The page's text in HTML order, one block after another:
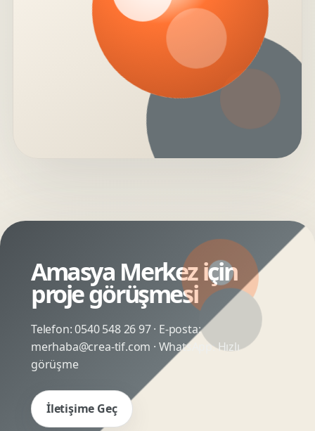
Amasya Merkez için
proje görüşmesi
Telefon:0540 548 26 97· E-posta:
merhaba@crea-tif.com · WhatsApp:Hızlı
görüşme
İletişime Geç